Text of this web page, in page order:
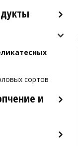
/ Омары
сортов
и